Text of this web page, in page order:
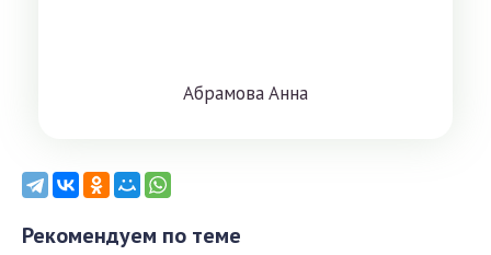
Aбрaмoвa Aннa
Рекомендуем по теме